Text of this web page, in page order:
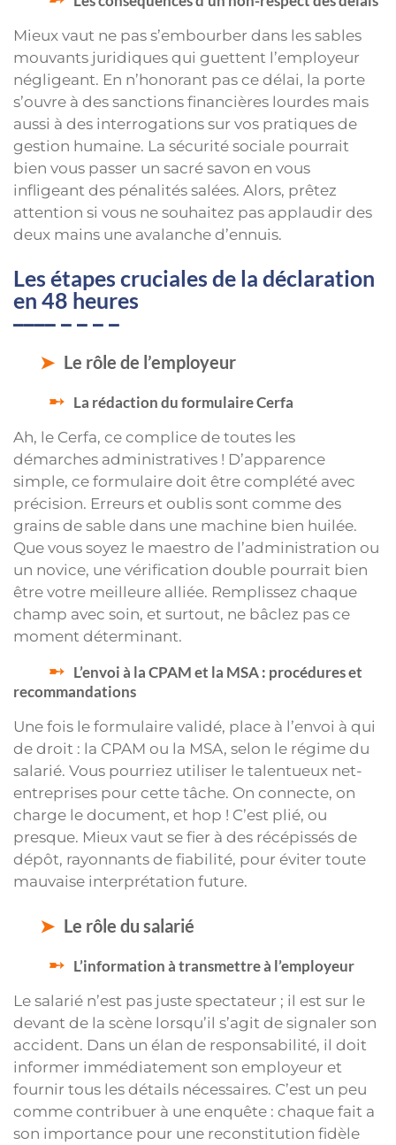
Mieux vaut ne pas s’embourber dans les sables
mouvants juridiques qui guettent l’employeur
négligeant. En n’honorant pas ce délai, la porte
s’ouvre à des sanctions financières lourdes mais
aussi à des interrogations sur vos pratiques de
gestion humaine. La sécurité sociale pourrait
bien vous passer un sacré savon en vous
infligeant des pénalités salées. Alors, prêtez
attention si vous ne souhaitez pas applaudir des
deux mains une avalanche d’ennuis.
Les étapes cruciales de la déclaration
en 48 heures
Le rôle de l’employeur
La rédaction du formulaire Cerfa
Ah, le Cerfa, ce complice de toutes les
démarches administratives ! D’apparence
simple, ce formulaire doit être complété avec
précision. Erreurs et oublis sont comme des
grains de sable dans une machine bien huilée.
Que vous soyez le maestro de l’administration ou
un novice, une vérification double pourrait bien
être votre meilleure alliée. Remplissez chaque
champ avec soin, et surtout, ne bâclez pas ce
moment déterminant.
L’envoi à la CPAM et la MSA : procédures et
recommandations
Une fois le formulaire validé, place à l’envoi à qui
de droit : la CPAM ou la MSA, selon le régime du
salarié. Vous pourriez utiliser le talentueux net-
entreprises pour cette tâche. On connecte, on
charge le document, et hop ! C’est plié, ou
presque. Mieux vaut se fier à des récépissés de
dépôt, rayonnants de fiabilité, pour éviter toute
mauvaise interprétation future.
Le rôle du salarié
L’information à transmettre à l’employeur
Le salarié n’est pas juste spectateur ; il est sur le
devant de la scène lorsqu’il s’agit de signaler son
accident. Dans un élan de responsabilité, il doit
informer immédiatement son employeur et
fournir tous les détails nécessaires. C’est un peu
comme contribuer à une enquête : chaque fait a
son importance pour une reconstitution fidèle